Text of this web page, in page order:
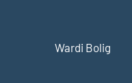
Wardi Bolig